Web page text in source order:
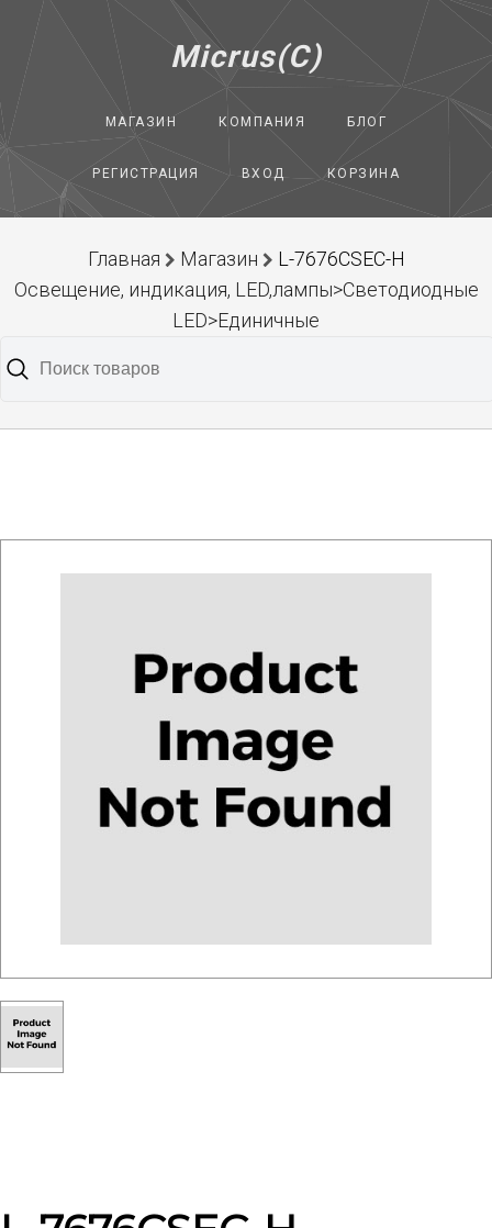
Micrus(C)
МАГАЗИН КОМПАНИЯ БЛОГ
РЕГИСТРАЦИЯ ВХОД КОРЗИНА
Главная Магазин
L-7676CSEC-H
Освещение, индикация, LED,лампы>Светодиодные
LED>Единичные